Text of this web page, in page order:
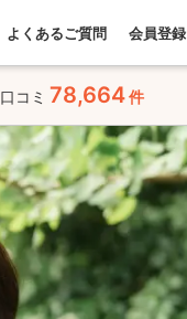
よくあるご質問 会員登録
口コミ 78,664件